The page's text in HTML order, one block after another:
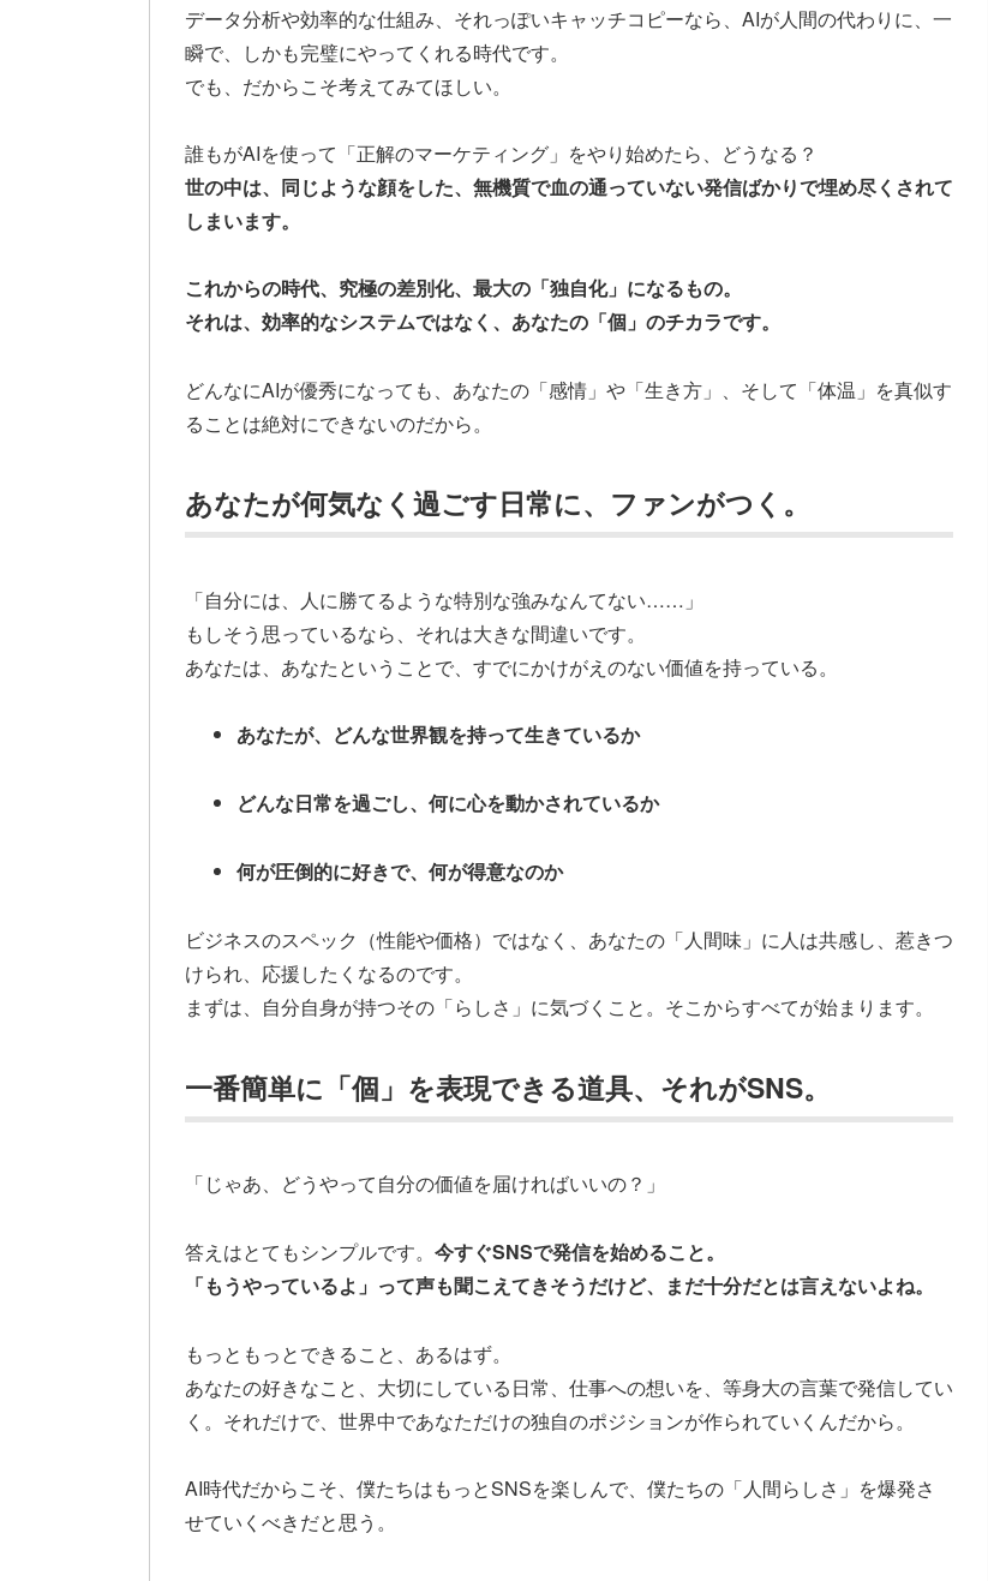
データ分析や効率的な仕組み、それっぽいキャッチコピーなら、AIが人間の代わりに、一
瞬で、しかも完璧にやってくれる時代です。
でも、だからこそ考えてみてほしい。
誰もがAIを使って「正解のマーケティング」をやり始めたら、どうなる？
世の中は、同じような顔をした、無機質で血の通っていない発信ばかりで埋め尽くされて
しまいます。
これからの時代、究極の差別化、最大の「独自化」になるもの。
それは、効率的なシステムではなく、あなたの「個」のチカラです。
どんなにAIが優秀になっても、あなたの「感情」や「生き方」、そして「体温」を真似す
ることは絶対にできないのだから。
あなたが何気なく過ごす日常に、ファンがつく。
「自分には、人に勝てるような特別な強みなんてない……」
もしそう思っているなら、それは大きな間違いです。
あなたは、あなたということで、すでにかけがえのない価値を持っている。
あなたが、どんな世界観を持って生きているか
どんな日常を過ごし、何に心を動かされているか
何が圧倒的に好きで、何が得意なのか
ビジネスのスペック（性能や価格）ではなく、あなたの「人間味」に人は共感し、惹きつ
けられ、応援したくなるのです。
まずは、自分自身が持つその「らしさ」に気づくこと。そこからすべてが始まります。
一番簡単に「個」を表現できる道具、それがSNS。
「じゃあ、どうやって自分の価値を届ければいいの？」
答えはとてもシンプルです。 今すぐSNSで発信を始めること。
「もうやっているよ」って声も聞こえてきそうだけど、まだ十分だとは言えないよね。
もっともっとできること、あるはず。
あなたの好きなこと、大切にしている日常、仕事への想いを、等身大の言葉で発信してい
く。それだけで、世界中であなただけの独自のポジションが作られていくんだから。
AI時代だからこそ、僕たちはもっとSNSを楽しんで、僕たちの「人間らしさ」を爆発さ
せていくべきだと思う。